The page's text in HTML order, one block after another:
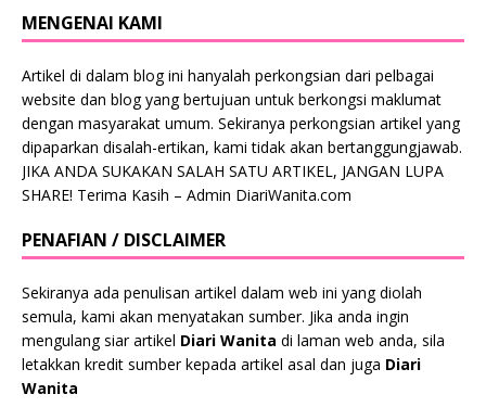
MENGENAI KAMI
Artikel di dalam blog ini hanyalah perkongsian dari pelbagai
website dan blog yang bertujuan untuk berkongsi maklumat
dengan masyarakat umum. Sekiranya perkongsian artikel yang
dipaparkan disalah-ertikan, kami tidak akan bertanggungjawab.
JIKA ANDA SUKAKAN SALAH SATU ARTIKEL, JANGAN LUPA
SHARE! Terima Kasih – Admin DiariWanita.com
PENAFIAN / DISCLAIMER
Sekiranya ada penulisan artikel dalam web ini yang diolah
semula, kami akan menyatakan sumber. Jika anda ingin
mengulang siar artikel Diari Wanita di laman web anda, sila
letakkan kredit sumber kepada artikel asal dan juga Diari
Wanita